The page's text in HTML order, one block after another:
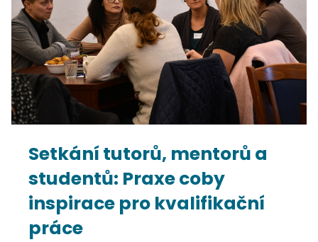
Setkání tutorů, mentorů a
studentů: Praxe coby
inspirace pro kvalifikační
práce